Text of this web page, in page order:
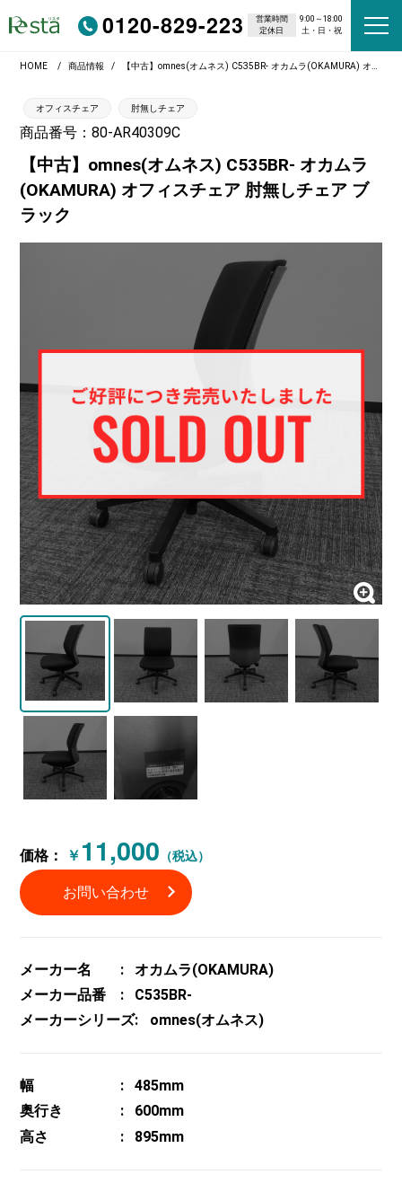
0120-829-223 営業時間
9:00～18:00
定休日
土・日・祝
HOME 商品情報 【中古】omnes(オムネス) C535BR- オカムラ(OKAMURA) オフィスチェア 肘無しチェア ブラック
オフィスチェア 肘無しチェア
商品番号：80-AR40309C
【中古】omnes(オムネス) C535BR- オカムラ
(OKAMURA) オフィスチェア 肘無しチェア ブ
ラック
価格： ￥ 11,000 （税込）
お問い合わせ
メーカー名
オカムラ(OKAMURA)
メーカー品番
C535BR-
メーカーシリーズ
omnes(オムネス)
幅
485mm
奥行き
600mm
高さ
895mm